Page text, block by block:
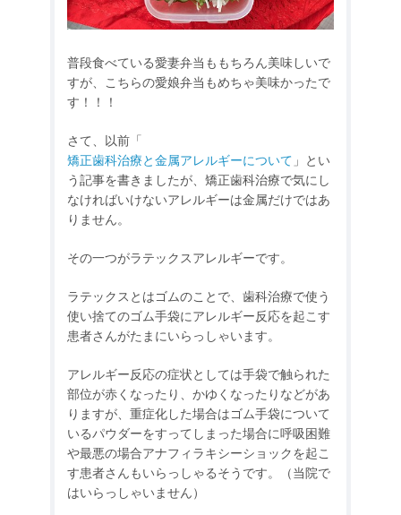
普段食べている愛妻弁当ももちろん美味しいで
すが、こちらの愛娘弁当もめちゃ美味かったで
す！！！
さて、以前「
矯正歯科治療と金属アレルギーについて 」とい
う記事を書きましたが、矯正歯科治療で気にし
なければいけないアレルギーは金属だけではあ
りません。
その一つがラテックスアレルギーです。
ラテックスとはゴムのことで、歯科治療で使う
使い捨てのゴム手袋にアレルギー反応を起こす
患者さんがたまにいらっしゃいます。
アレルギー反応の症状としては手袋で触られた
部位が赤くなったり、かゆくなったりなどがあ
りますが、重症化した場合はゴム手袋について
いるパウダーをすってしまった場合に呼吸困難
や最悪の場合アナフィラキシーショックを起こ
す患者さんもいらっしゃるそうです。（当院で
はいらっしゃいません）